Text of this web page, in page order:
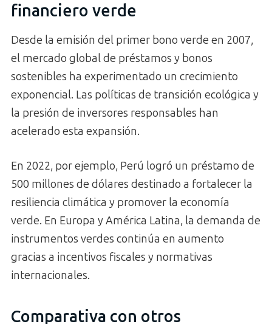
financiero verde
Desde la emisión del primer bono verde en 2007,
el mercado global de préstamos y bonos
sostenibles ha experimentado un crecimiento
exponencial. Las políticas de transición ecológica y
la presión de inversores responsables han
acelerado esta expansión.
En 2022, por ejemplo, Perú logró un préstamo de
500 millones de dólares destinado a fortalecer la
resiliencia climática y promover la economía
verde. En Europa y América Latina, la demanda de
instrumentos verdes continúa en aumento
gracias a incentivos fiscales y normativas
internacionales.
Comparativa con otros